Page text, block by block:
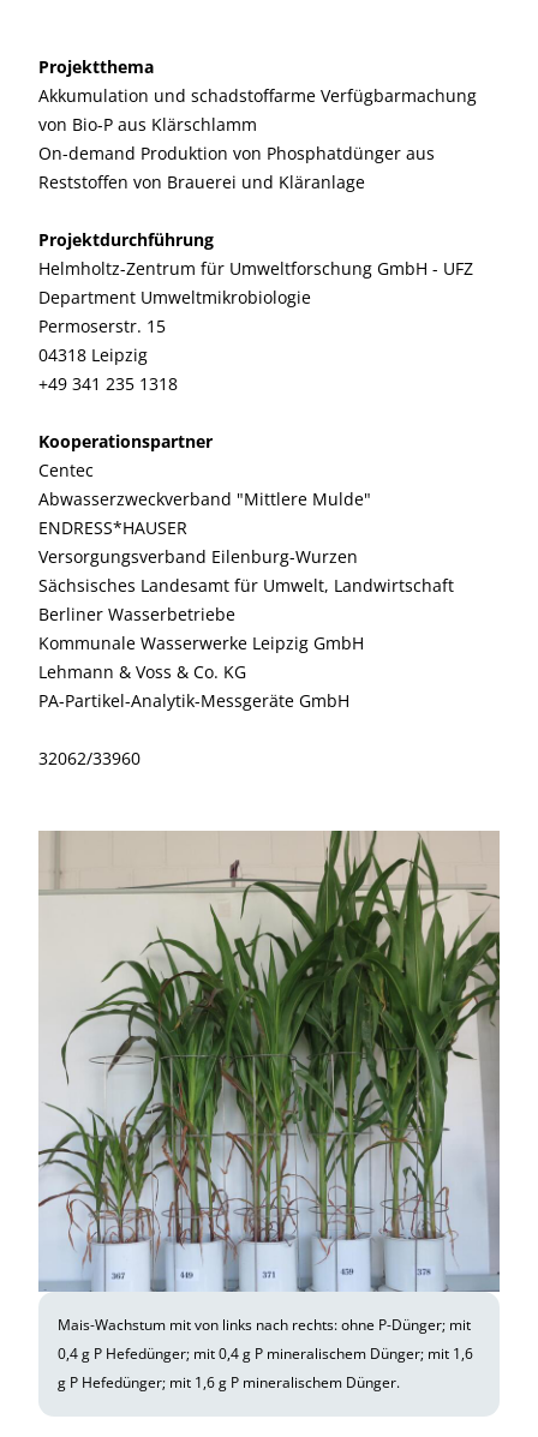
Projektthema
Akkumulation und schadstoffarme Verfügbarmachung
von Bio-P aus Klärschlamm
On-demand Produktion von Phosphatdünger aus
Reststoffen von Brauerei und Kläranlage
Projektdurchführung
Helmholtz-Zentrum für Umweltforschung GmbH - UFZ
Department Umweltmikrobiologie
Permoserstr. 15
04318 Leipzig
+49 341 235 1318
Kooperationspartner
Centec
Abwasserzweckverband "Mittlere Mulde"
ENDRESS*HAUSER
Versorgungsverband Eilenburg-Wurzen
Sächsisches Landesamt für Umwelt, Landwirtschaft
Berliner Wasserbetriebe
Kommunale Wasserwerke Leipzig GmbH
Lehmann & Voss & Co. KG
PA-Partikel-Analytik-Messgeräte GmbH
32062/33960
Mais-Wachstum mit von links nach rechts: ohne P-Dünger; mit
0,4 g P Hefedünger; mit 0,4 g P mineralischem Dünger; mit 1,6
g P Hefedünger; mit 1,6 g P mineralischem Dünger.